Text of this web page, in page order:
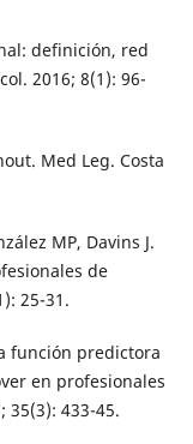
definición, red
2016; 8(1): 96-
Med Leg. Costa
MP, Davins J.
de
25-31.
función predictora
en profesionales
35(3): 433-45.